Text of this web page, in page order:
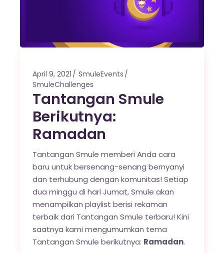
April 9, 2021
SmuleEvents
SmuleChallenges
Tantangan Smule
Berikutnya:
Ramadan
Tantangan Smule memberi Anda cara
baru untuk bersenang-senang bernyanyi
dan terhubung dengan komunitas! Setiap
dua minggu di hari Jumat, Smule akan
menampilkan playlist berisi rekaman
terbaik dari Tantangan Smule terbaru! Kini
saatnya kami mengumumkan tema
Tantangan Smule berikutnya: Ramadan.